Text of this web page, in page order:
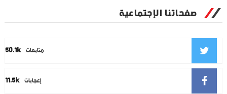
صفحاتنا الإجتماعية
50.1k متابعات
11.5k إعجابات